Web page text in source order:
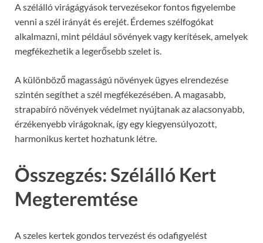
A szélálló virágágyások tervezésekor fontos figyelembe
venni a szél irányát és erejét. Érdemes szélfogókat
alkalmazni, mint például sövények vagy kerítések, amelyek
megfékezhetik a legerősebb szelet is.
A különböző magasságú növények ügyes elrendezése
szintén segíthet a szél megfékezésében. A magasabb,
strapabíró növények védelmet nyújtanak az alacsonyabb,
érzékenyebb virágoknak, így egy kiegyensúlyozott,
harmonikus kertet hozhatunk létre.
Összegzés: Szélálló Kert
Megteremtése
A szeles kertek gondos tervezést és odafigyelést